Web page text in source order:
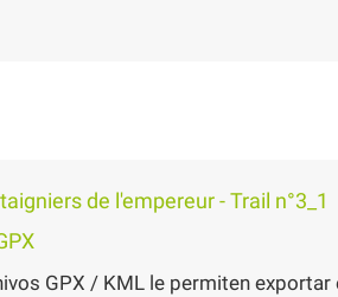
de l'empereur - Trail n°3_1
GPX / KML le permiten exportar